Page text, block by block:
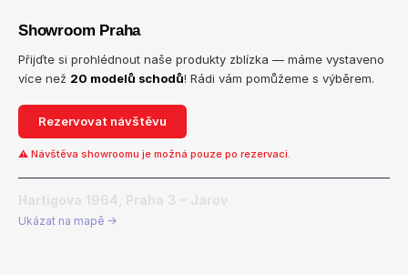
Showroom Praha
Přijďte si prohlédnout naše produkty zblízka — máme vystaveno
více než 20 modelů schodů! Rádi vám pomůžeme s výběrem.
Rezervovat návštěvu
⚠ Návštěva showroomu je možná pouze po rezervaci.
Hartigova 1964, Praha 3 – Jarov
Ukázat na mapě →